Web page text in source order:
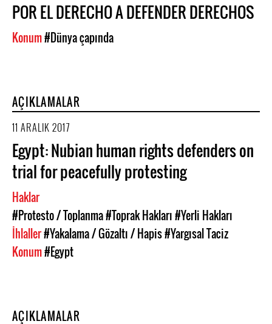
POR EL DERECHO A DEFENDER DERECHOS
Konum#Dünya çapında
AÇIKLAMALAR
11 ARALIK 2017
Egypt: Nubian human rights defenders on
trial for peacefully protesting
Haklar
#Protesto / Toplanma#Toprak Hakları#Yerli Hakları
İhlaller#Yakalama / Gözaltı / Hapis#Yargısal Taciz
Konum#Egypt
AÇIKLAMALAR